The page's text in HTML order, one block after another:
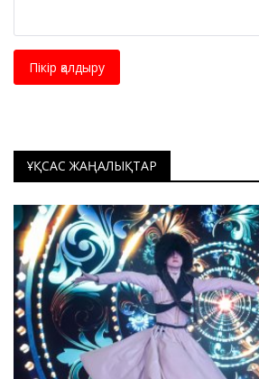
Пікір қалдыру
ҰҚСАС ЖАҢАЛЫҚТАР